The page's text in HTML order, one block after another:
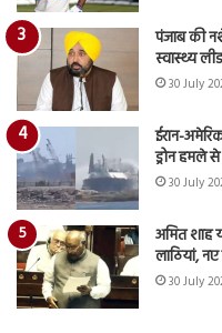
पंजाब की
स्वास्थ्य
30 July
ईरान-
ड्रोन हमले
30 July
अमित शाह
लाठियां,
30 July